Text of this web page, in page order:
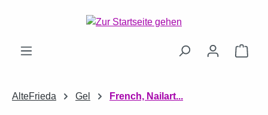
Zum Hauptinhalt springen
AlteFrieda Gel French, Nailart...